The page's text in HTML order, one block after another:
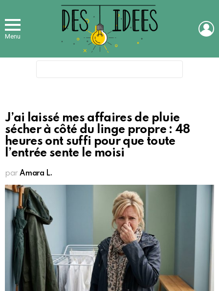
Menu
J’ai laissé mes affaires de pluie
sécher à côté du linge propre : 48
heures ont suffi pour que toute
l’entrée sente le moisi
par Amara L.